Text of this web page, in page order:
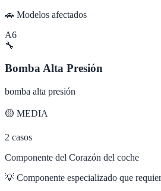
🚗 Modelos afectados
A6
🔧
Bomba Alta Presión
bomba alta presión
🟡 MEDIA
2 casos
Componente del Corazón del coche
💡 Componente especializado que